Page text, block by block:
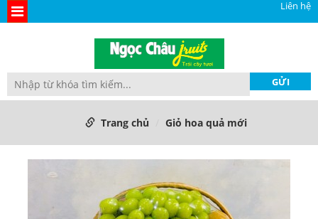
Liên hệ
Trang chủ Giỏ hoa quả mới